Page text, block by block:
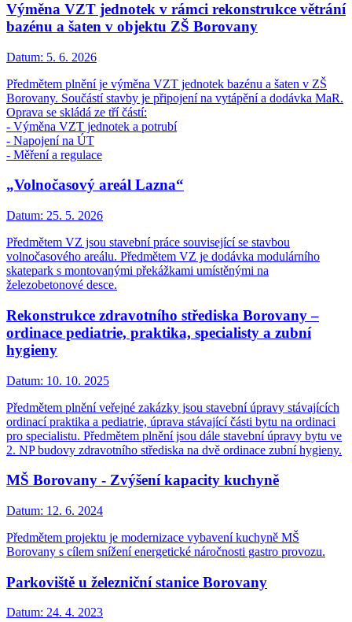
Výměna VZT jednotek v rámci rekonstrukce větrání
bazénu a šaten v objektu ZŠ Borovany
Datum: 5. 6. 2026
Předmětem plnění je výměna VZT jednotek bazénu a šaten v ZŠ
Borovany. Součástí stavby je připojení na vytápění a dodávka MaR.
Oprava se skládá ze tří částí:
- Výměna VZT jednotek a potrubí
- Napojení na ÚT
- Měření a regulace
„Volnočasový areál Lazna“
Datum: 25. 5. 2026
Předmětem VZ jsou stavební práce související se stavbou
volnočasového areálu. Předmětem VZ je dodávka modulárního
skatepark s montovanými překážkami umístěnými na
železobetonové desce.
Rekonstrukce zdravotního střediska Borovany –
ordinace pediatrie, praktika, specialisty a zubní
hygieny
Datum: 10. 10. 2025
Předmětem plnění veřejné zakázky jsou stavební úpravy stávajících
ordinací praktika a pediatrie, úprava stávající části bytu na ordinaci
pro specialistu. Předmětem plnění jsou dále stavební úpravy bytu ve
2. NP budovy zdravotního střediska na dvě ordinace zubní hygieny.
MŠ Borovany - Zvýšení kapacity kuchyně
Datum: 12. 6. 2024
Předmětem projektu je modernizace vybavení kuchyně MŠ
Borovany s cílem snížení energetické náročnosti gastro provozu.
Parkoviště u železniční stanice Borovany
Datum: 24. 4. 2023